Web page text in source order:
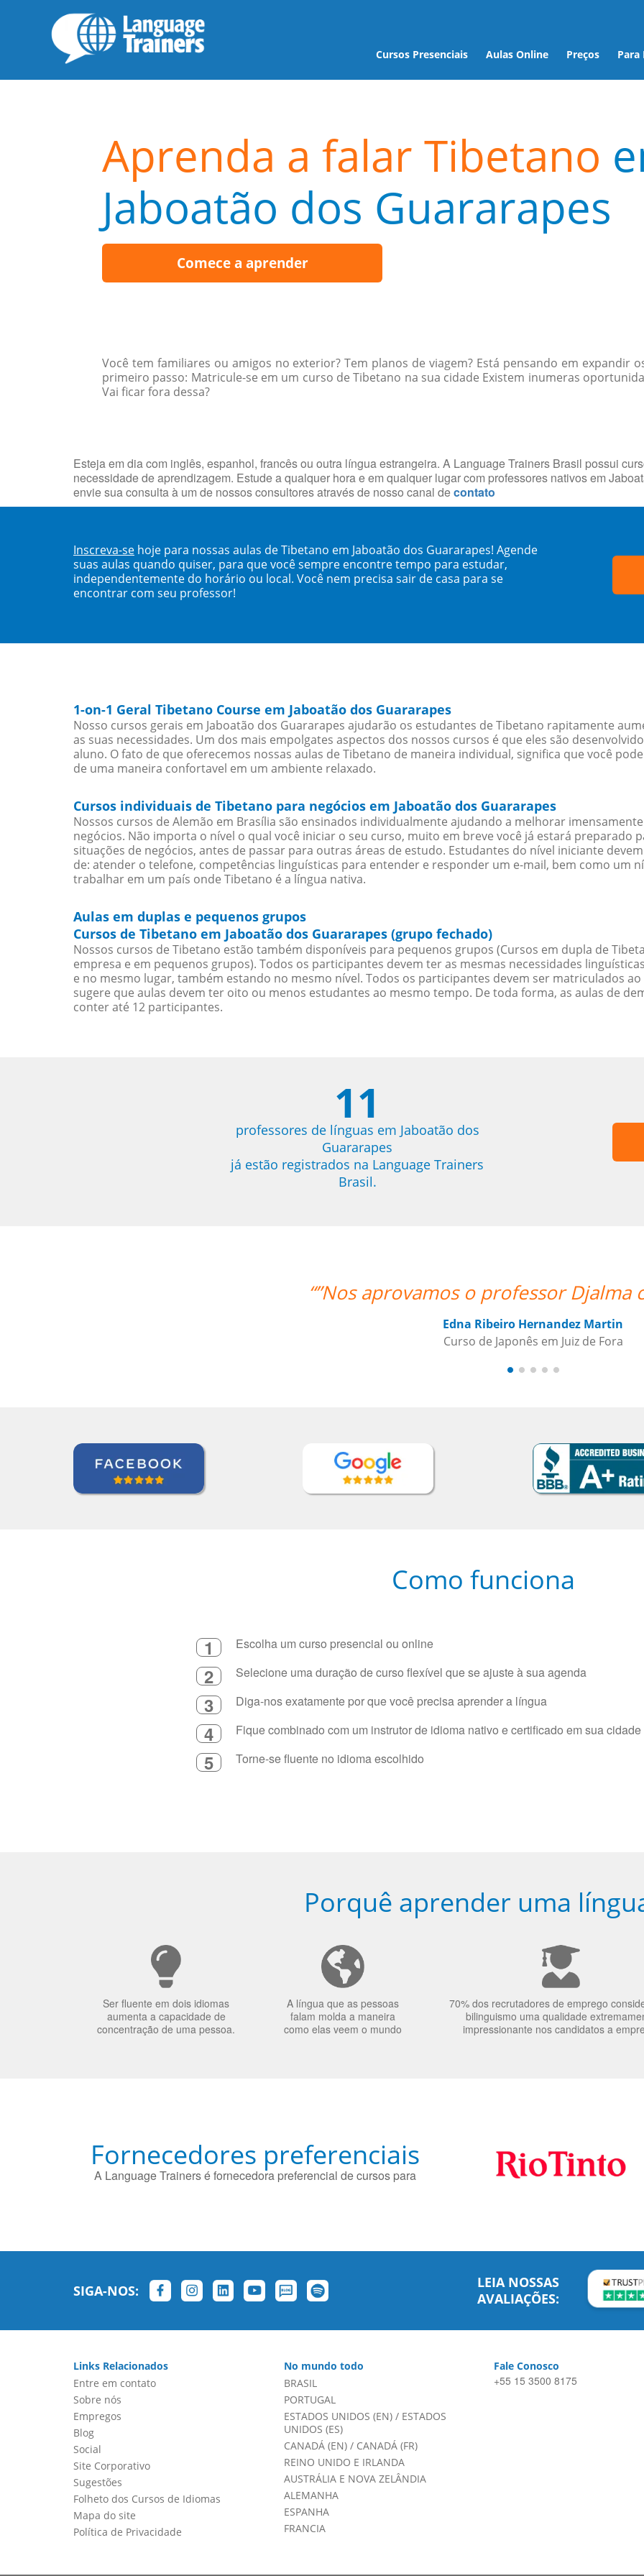
Cursos Presenciais Aulas Online Preços Para
Aprenda a falar Tibetano
Jaboatão dos Guararapes
Comece a aprender
Você tem familiares ou amigos no exterior? Tem planos de viagem? Está pensando em expandir
primeiro passo: Matricule-se em um curso de Tibetano na sua cidade Existem inumeras
Vai ficar fora dessa?
Esteja em dia com inglês, espanhol, francês ou outra língua estrangeira. A Language Trainers Brasil possui
necessidade de aprendizagem. Estude a qualquer hora e em qualquer lugar com professores nativos em
envie sua consulta à um de nossos consultores através de nosso canal decontato
Inscreva-se hoje para nossas aulas de Tibetano em Jaboatão dos Guararapes! Agende
suas aulas quando quiser, para que você sempre encontre tempo para estudar,
independentemente do horário ou local. Você nem precisa sair de casa para se
encontrar com seu professor!
1-on-1 Geral Tibetano Course em Jaboatão dos Guararapes
Nosso cursos gerais em Jaboatão dos Guararapes ajudarão os estudantes de Tibetano rapitamente
as suas necessidades. Um dos mais empolgates aspectos dos nossos cursos é que eles são
aluno. O fato de que oferecemos nossas aulas de Tibetano de maneira individual, significa que você
de uma maneira confortavel em um ambiente relaxado.
Cursos individuais de Tibetano para negócios em Jaboatão dos Guararapes
Nossos cursos de Alemão em Brasília são ensinados individualmente ajudando a melhorar
negócios. Não importa o nível o qual você iniciar o seu curso, muito em breve você já estará preparado
situações de negócios, antes de passar para outras áreas de estudo. Estudantes do nível iniciante
de: atender o telefone, competências linguísticas para entender e responder um e-mail, bem como um
trabalhar em um país onde Tibetano é a língua nativa.
Aulas em duplas e pequenos grupos
Cursos de Tibetano em Jaboatão dos Guararapes (grupo fechado)
Nossos cursos de Tibetano estão também disponíveis para pequenos grupos (Cursos em dupla de
empresa e em pequenos grupos). Todos os participantes devem ter as mesmas necessidades
e no mesmo lugar, também estando no mesmo nível. Todos os participantes devem ser matriculados
sugere que aulas devem ter oito ou menos estudantes ao mesmo tempo. De toda forma, as aulas de
conter até 12 participantes.
11
professores de línguas em Jaboatão dos
Guararapes
já estão registrados na Language Trainers
Brasil.
“”Nos aprovamos o professor Djalma com louvor. ””
Como funciona
1 Escolha um curso presencial ou online
2 Selecione uma duração de curso flexível que se ajuste à sua agenda
3 Diga-nos exatamente por que você precisa aprender a língua
4 Fique combinado com um instrutor de idioma nativo e certificado em sua
5 Torne-se fluente no idioma escolhido
Porquê aprender uma
Ser fluente em dois idiomas
aumenta a capacidade de
concentração de uma pessoa.
A língua que as pessoas
falam molda a maneira
como elas veem o mundo
70% dos recrutadores de emprego
bilinguismo uma qualidade
impressionante nos candidatos a
Fornecedores preferenciais
A Language Trainers é fornecedora preferencial de cursos para
SIGA-NOS:
LEIA NOSSAS
AVALIAÇÕES:
Links Relacionados
Entre em contato
Sobre nós
Empregos
Blog
Social
Site Corporativo
Sugestões
Folheto dos Cursos de Idiomas
Mapa do site
Política de Privacidade
No mundo todo
BRASIL
PORTUGAL
ESTADOS UNIDOS (EN)/ ESTADOS
UNIDOS (ES)
CANADÁ (EN)/ CANADÁ (FR)
REINO UNIDO E IRLANDA
AUSTRÁLIA E NOVA ZELÂNDIA
ALEMANHA
ESPANHA
FRANCIA
Fale Conosco
+55 15 3500 8175